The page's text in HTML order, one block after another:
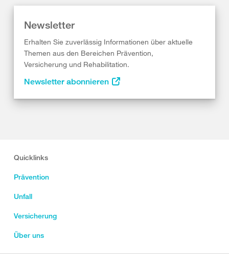
Newsletter
Erhalten Sie zuverlässig Informationen über aktuelle
Themen aus den Bereichen Prävention,
Versicherung und Rehabilitation.
Newsletter abonnieren
Quicklinks
Prävention
Unfall
Versicherung
Über uns